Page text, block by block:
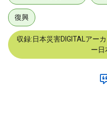
復興
収録:日本災害DIGITALアー
ー日